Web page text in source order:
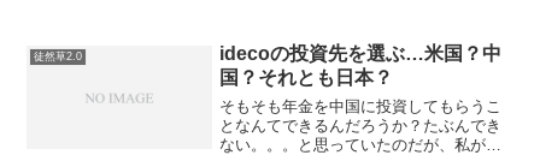
ーンやポーランドやモナコやカナダは赤
寄りのピンクで、トルコや...
徒然草2.0
idecoの投資先を選ぶ…米国？中
国？それとも日本？
そもそも年金を中国に投資してもらうこ
となんてできるんだろうか？たぶんでき
ない。。。と思っていたのだが、私が